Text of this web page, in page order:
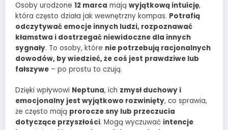
Osoby urodzone 12 marca mają wyjątkową intuicję,
która często działa jak wewnętrzny kompas. Potrafią
odczytywać emocje innych ludzi, rozpoznawać
kłamstwa i dostrzegać niewidoczne dla innych
sygnały. To osoby, które nie potrzebują racjonalnych
dowodów, by wiedzieć, że coś jest prawdziwe lub
fałszywe – po prostu to czują.
Dzięki wpływowi Neptuna, ich zmysł duchowy i
emocjonalny jest wyjątkowo rozwinięty, co sprawia,
że często mają prorocze sny lub przeczucia
dotyczące przyszłości. Mogą wyczuwać intencje